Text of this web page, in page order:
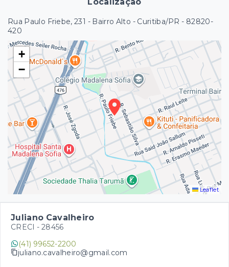
Rua Paulo Friebe, 231 - Bairro Alto - Curitiba/PR - 82820-
420
+
−
Leaflet
Juliano Cavalheiro
CRECI - 28456
(41) 99652-2200
juliano.cavalheiro@gmail.com